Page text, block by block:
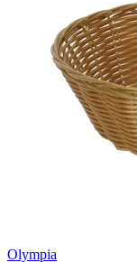
Olympia